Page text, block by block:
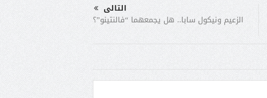
التالى
الزعيم ونيكول سابا.. هل يجمعهما “فالنتينو”؟